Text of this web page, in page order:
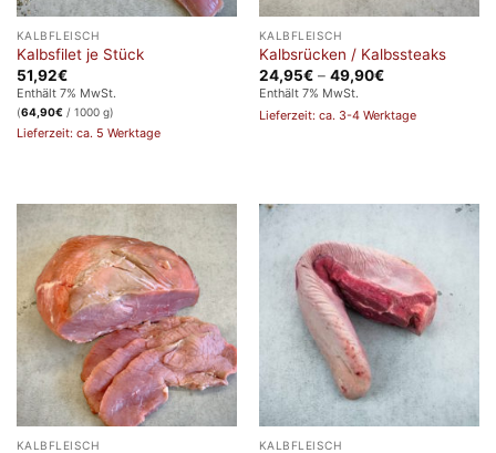
KALBFLEISCH
Kalbsfilet je Stück
51,92€
Enthält 7% MwSt.
(64,90€/ 1000 g)
Lieferzeit: ca. 5 Werktage
KALBFLEISCH
Kalbsrücken / Kalbssteaks
24,95€ – 49,90€Preisspanne:
49,90€
Enthält 7% MwSt.
Lieferzeit: ca. 3-4 Werktage
KALBFLEISCH KALBFLEISCH